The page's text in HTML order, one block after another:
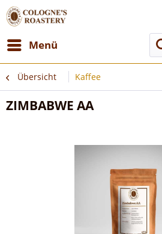
Menü
Übersicht Kaffee
ZIMBABWE AA